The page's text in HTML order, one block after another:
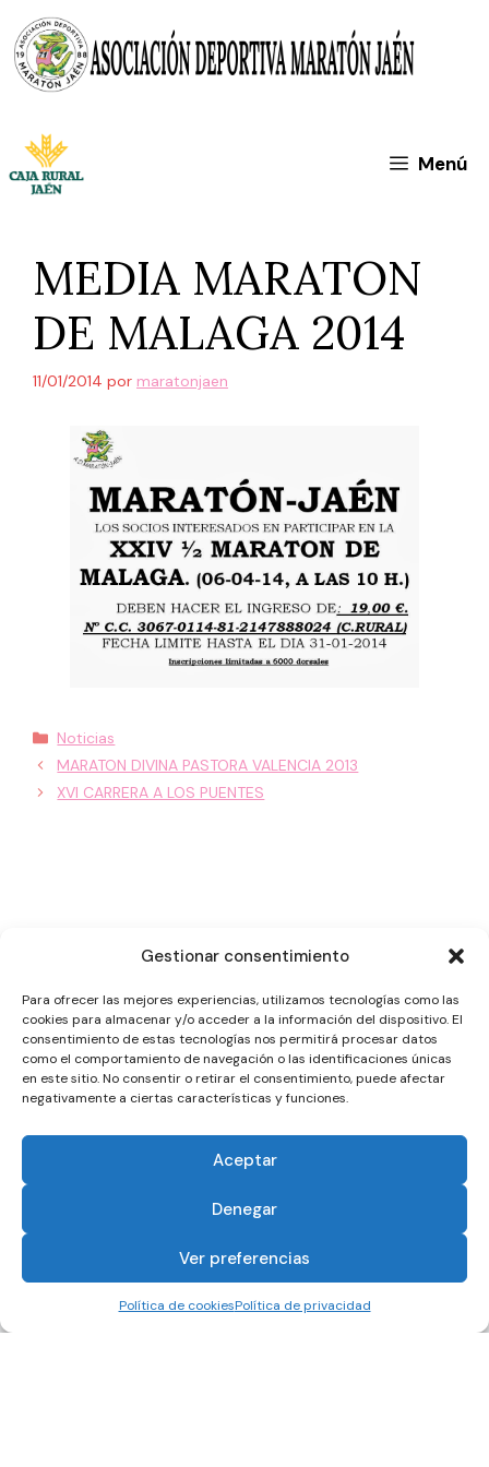
Gestionar consentimiento
Para ofrecer las mejores experiencias, utilizamos tecnologías como las
cookies para almacenar y/o acceder a la información del dispositivo. El
consentimiento de estas tecnologías nos permitirá procesar datos
como el comportamiento de navegación o las identificaciones únicas
en este sitio. No consentir o retirar el consentimiento, puede afectar
negativamente a ciertas características y funciones.
Aceptar
Denegar
Ver preferencias
Política de cookiesPolítica de privacidad
contenido
Menú
MEDIA MARATON
DE MALAGA 2014
11/01/2014 por maratonjaen
Categorías
Noticias
MARATON DIVINA PASTORA VALENCIA 2013
XVI CARRERA A LOS PUENTES